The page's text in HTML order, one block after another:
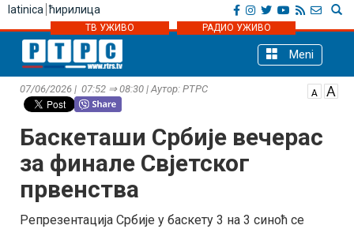
latinica ћирилица
ТВ УЖИВО РАДИО УЖИВО
Meni
07/06/2026 | 07:52 ⇒ 08:30 | Аутор: РТРС
Баскеташи Србије вечерас
за финале Свјетског
првенства
Репрезентација Србије у баскету 3 на 3 синоћ се